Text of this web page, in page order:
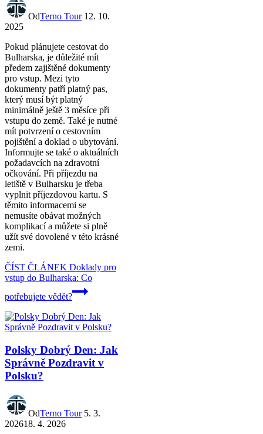
OdTerno Tour 12. 10.
2025
Pokud plánujete cestovat do
Bulharska, je důležité mít
předem zajištěné dokumenty
pro vstup. Mezi tyto
dokumenty patří platný pas,
který musí být platný
minimálně ještě 3 měsíce při
vstupu do země. Také je nutné
mít potvrzení o cestovním
pojištění a doklad o ubytování.
Informujte se také o aktuálních
požadavcích na zdravotní
očkování. Při příjezdu na
letiště v Bulharsku je třeba
vyplnit příjezdovou kartu. S
těmito informacemi se
nemusíte obávat možných
komplikací a můžete si plně
užít své dovolené v této krásné
zemi.
ČÍST ČLÁNEK Doklady pro
vstup do Bulharska: Co
potřebujete vědět?
Polsky Dobrý Den: Jak
Správně Pozdravit v
Polsku?
OdTerno Tour 5. 3.
202618. 4. 2026